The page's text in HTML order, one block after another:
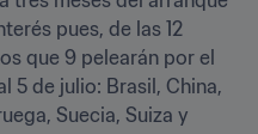
pues, de las 12
que 9 pelearán por el
5 de julio: Brasil, China,
Suecia, Suiza y